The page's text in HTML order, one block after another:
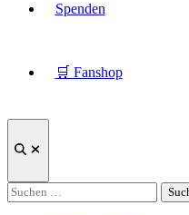
Spenden
🛒 Fanshop
Suche
Suchen
nach: